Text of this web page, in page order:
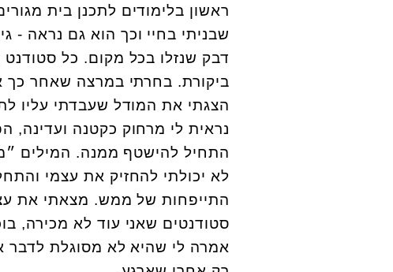
ראשון בלימודים לתכנן בית
שבניתי בחיי וכך הוא גם נראה -
דבק שנזלו בכל מקום. כל
ביקורת. בחרתי במרצה שאחר כך
הצגתי את המודל שעבדתי עליו
נראית לי מרחוק כקטנה ועדינה,
התחיל להישטף ממנה. המילים
לא יכולתי להחזיק את עצמי
התייפחות של ממש. מצאתי את
סטודנטים שאני עוד לא מכירה,
אמרה לי שהיא לא מסוגלת לדבר